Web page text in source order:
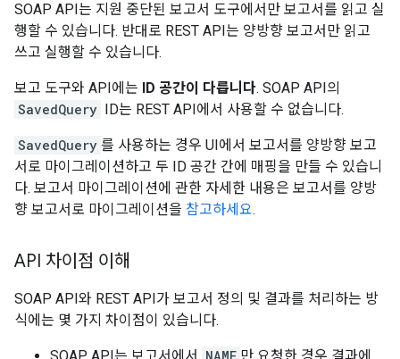
SOAP API는 지원 중단된 보고서 도구에서만 보고서를 읽고 실
행할 수 있습니다. 반대로 REST API는 양방향 보고서만 읽고
쓰고 실행할 수 있습니다.
보고 도구와 API에는 ID 공간이 다릅니다. SOAP API의
SavedQuery ID는 REST API에서 사용할 수 없습니다.
SavedQuery 를 사용하는 경우 UI에서 보고서를 양방향 보고
서로 마이그레이션하고 두 ID 공간 간에 매핑을 만들 수 있습니
다. 보고서 마이그레이션에 관한 자세한 내용은 보고서를 양방
향 보고서로 마이그레이션을 참고하세요.
API 차이점 이해
SOAP API와 REST API가 보고서 정의 및 결과를 처리하는 방
식에는 몇 가지 차이점이 있습니다.